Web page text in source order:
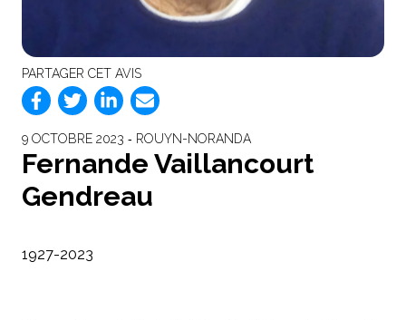
PARTAGER CET AVIS
9 OCTOBRE 2023 ‐ ROUYN-NORANDA
Fernande Vaillancourt
Gendreau
1927-2023